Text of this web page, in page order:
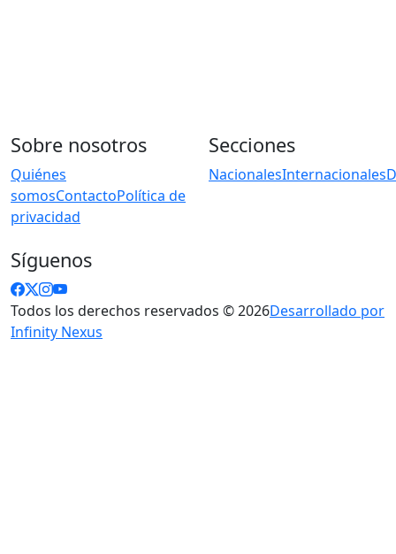
Sobre nosotros
Quiénes
somosContactoPolítica de
privacidad
Secciones
NacionalesInternacionales
Síguenos
Todos los derechos reservados © 2026Desarrollado por
Infinity Nexus